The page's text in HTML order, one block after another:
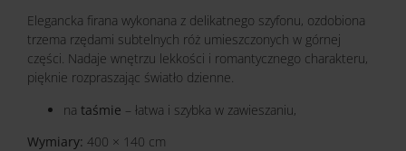
Elegancka firana wykonana z delikatnego szyfonu, ozdobiona
trzema rzędami subtelnych róż umieszczonych w górnej
części. Nadaje wnętrzu lekkości i romantycznego charakteru,
pięknie rozpraszając światło dzienne.
na taśmie – łatwa i szybka w zawieszaniu,
Wymiary: 400 × 140 cm